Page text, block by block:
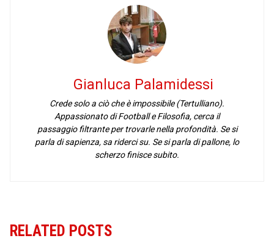
Gianluca Palamidessi
Crede solo a ciò che è impossibile (Tertulliano).
Appassionato di Football e Filosofia, cerca il
passaggio filtrante per trovarle nella profondità. Se si
parla di sapienza, sa riderci su. Se si parla di pallone, lo
scherzo finisce subito.
RELATED POSTS